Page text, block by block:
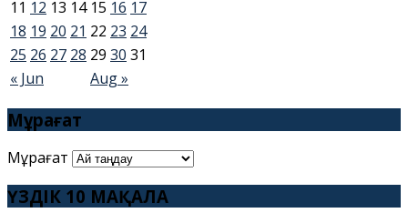
« Jun Aug »
11 12 13 14 15 16 17
18 19 20 21 22 23 24
25 26 27 28 29 30 31
Мұрағат
Мұрағат
ҮЗДІК 10 МАҚАЛА